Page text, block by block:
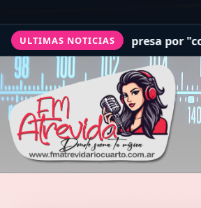
ULTIMAS NOTICIAS
presa por "corrupción espiritual"